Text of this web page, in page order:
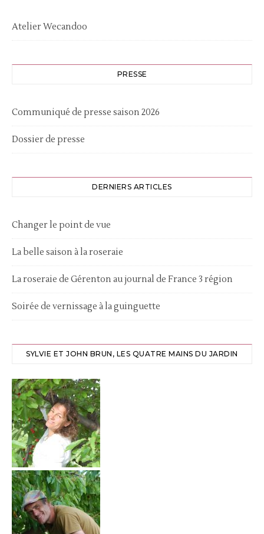
Atelier Wecandoo
PRESSE
Communiqué de presse saison 2026
Dossier de presse
DERNIERS ARTICLES
Changer le point de vue
La belle saison à la roseraie
La roseraie de Gérenton au journal de France 3 région
Soirée de vernissage à la guinguette
SYLVIE ET JOHN BRUN, LES QUATRE MAINS DU JARDIN